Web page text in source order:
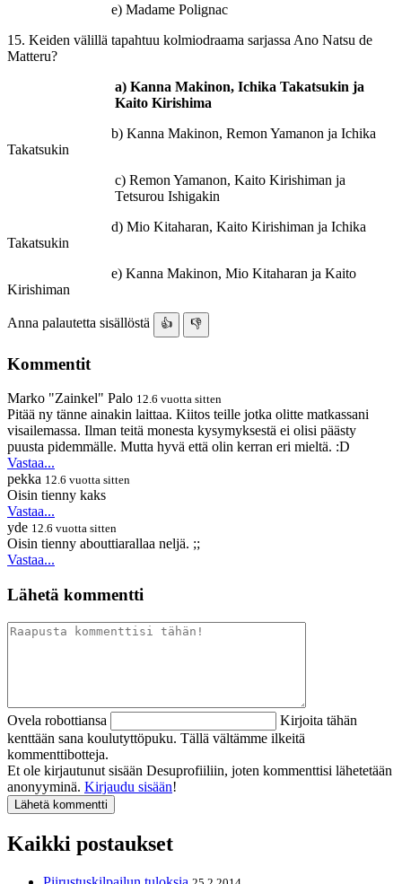
e) Madame Polignac
15. Keiden välillä tapahtuu kolmiodraama sarjassa Ano Natsu de
Matteru?
a) Kanna Makinon, Ichika Takatsukin ja
Kaito Kirishima
b) Kanna Makinon, Remon Yamanon ja Ichika
Takatsukin
c) Remon Yamanon, Kaito Kirishiman ja
Tetsurou Ishigakin
d) Mio Kitaharan, Kaito Kirishiman ja Ichika
Takatsukin
e) Kanna Makinon, Mio Kitaharan ja Kaito
Kirishiman
Anna palautetta sisällöstä 👍 👎
Kommentit
Marko "Zainkel" Palo 12.6 vuotta sitten
Pitää ny tänne ainakin laittaa. Kiitos teille jotka olitte matkassani
visailemassa. Ilman teitä monesta kysymyksestä ei olisi päästy
puusta pidemmälle. Mutta hyvä että olin kerran eri mieltä. :D
Vastaa...
pekka 12.6 vuotta sitten
Oisin tienny kaks
Vastaa...
yde 12.6 vuotta sitten
Oisin tienny abouttiarallaa neljä. ;;
Vastaa...
Lähetä kommentti
Ovela robottiansa
Kirjoita tähän
kenttään sana koulutyttöpuku. Tällä vältämme ilkeitä
kommenttibotteja.
Et ole kirjautunut sisään Desuprofiiliin, joten kommenttisi lähetetään
anonyyminä. Kirjaudu sisään!
Kaikki postaukset